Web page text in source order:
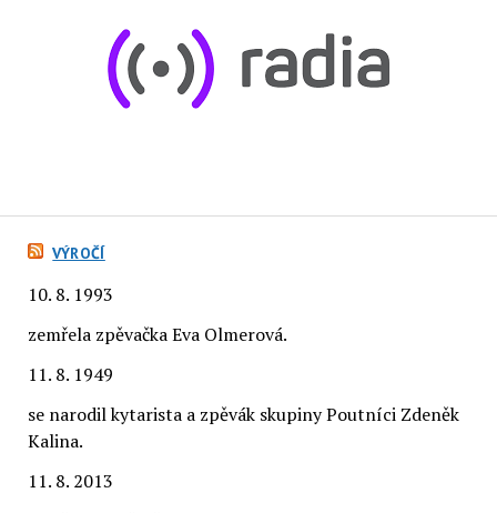
VÝROČÍ
10. 8. 1993
zemřela zpěvačka Eva Olmerová.
11. 8. 1949
se narodil kytarista a zpěvák skupiny Poutníci Zdeněk
Kalina.
11. 8. 2013